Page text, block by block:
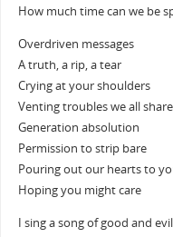
How much time can we be
Overdriven messages
A truth, a rip, a tear
Crying at your shoulders
Venting troubles we all share
Generation absolution
Permission to strip bare
Pouring out our hearts to
Hoping you might care
I sing a song of good and evil